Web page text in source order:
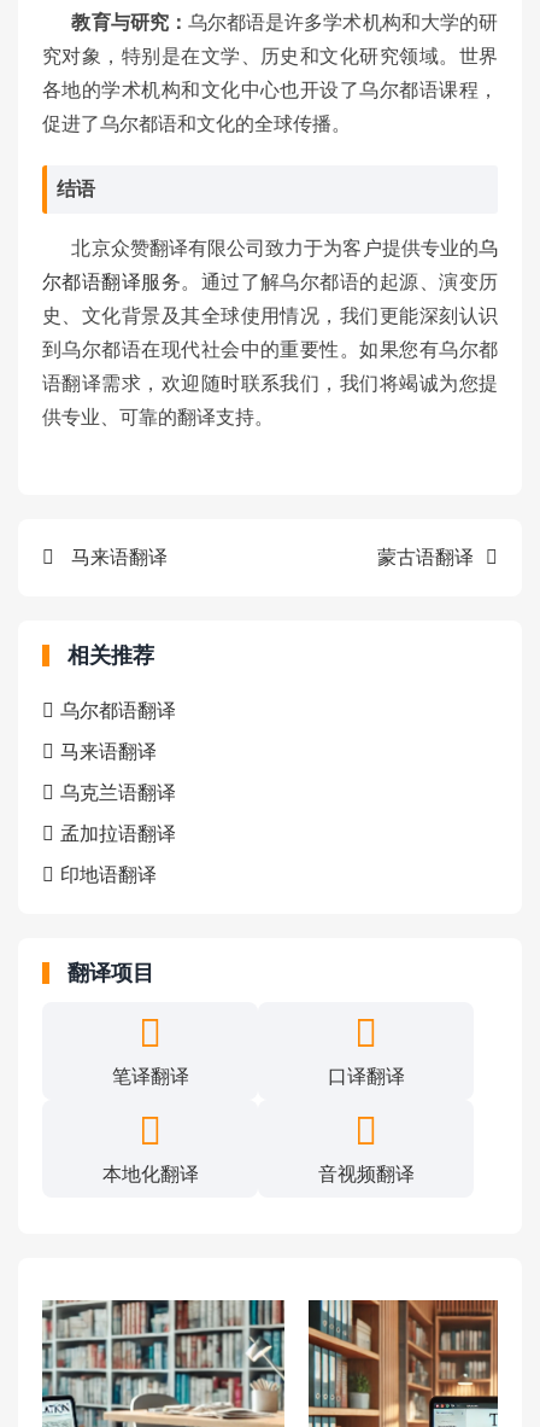
教育与研究： 乌尔都语是许多学术机构和大学的研
究对象，特别是在文学、历史和文化研究领域。世界
各地的学术机构和文化中心也开设了乌尔都语课程，
促进了乌尔都语和文化的全球传播。
结语
北京众赞翻译有限公司致力于为客户提供专业的乌
尔都语翻译服务。通过了解乌尔都语的起源、演变历
史、文化背景及其全球使用情况，我们更能深刻认识
到乌尔都语在现代社会中的重要性。如果您有乌尔都
语翻译需求，欢迎随时联系我们，我们将竭诚为您提
供专业、可靠的翻译支持。
马来语翻译 蒙古语翻译
相关推荐
乌尔都语翻译
马来语翻译
乌克兰语翻译
孟加拉语翻译
印地语翻译
翻译项目
笔译翻译 口译翻译
本地化翻译 音视频翻译